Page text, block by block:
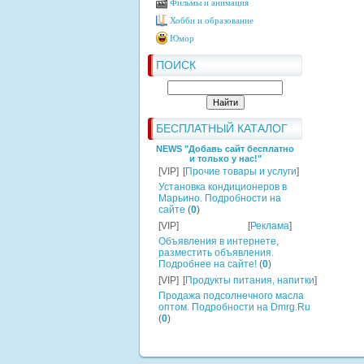
Фильмы и анимация
Хобби и образование
Юмор
ПОИСК
БЕСПЛАТНЫЙ КАТАЛОГ
NEWS "Добавь сайт бесплатно
и только у нас!"
[VIP] [Прочие товары и услуги]
Установка кондиционеров в
Марьино. Подробности на
сайте (0)
[VIP]
[Реклама]
Объявления в интернете,
разместить объявления.
Подробнее на сайте! (0)
[VIP] [Продукты питания, напитки]
Продажа подсолнечного масла
оптом. Подробности на Dmrg.Ru
(0)